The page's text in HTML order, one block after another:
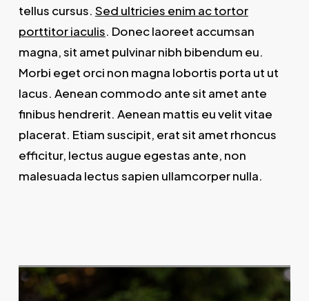
tellus cursus. Sed ultricies enim ac tortor
porttitor iaculis. Donec laoreet accumsan
magna, sit amet pulvinar nibh bibendum eu.
Morbi eget orci non magna lobortis porta ut ut
lacus. Aenean commodo ante sit amet ante
finibus hendrerit. Aenean mattis eu velit vitae
placerat. Etiam suscipit, erat sit amet rhoncus
efficitur, lectus augue egestas ante, non
malesuada lectus sapien ullamcorper nulla.